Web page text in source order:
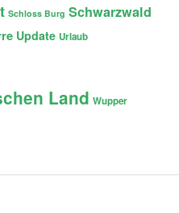
Schloss Burg Schwarzwald
Update Urlaub
Land Wupper